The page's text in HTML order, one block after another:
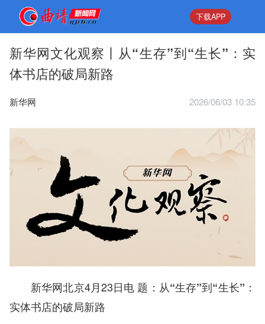
下载APP
新华网文化观察丨从“生存”到“生长”：实
体书店的破局新路
新华网 2026/06/03 10:35
新华网北京4月23日电 题：从“生存”到“生长”：
实体书店的破局新路